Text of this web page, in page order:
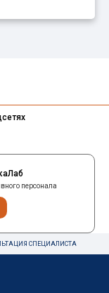
персонала
СПЕЦИАЛИСТА